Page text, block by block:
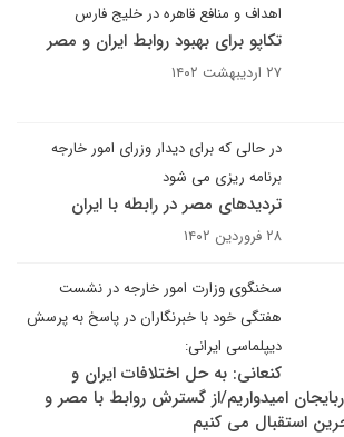
اهداف و منافع قاهره در خلیج فارس
تکاپو برای بهبود روابط ایران و مصر
۲۷ اردیبهشت ۱۴۰۲
در حالی که برای دیدار وزرای امور خارجه
برنامه ریزی می شود
تردیدهای مصر در رابطه با ایران
۲۸ فروردین ۱۴۰۲
سخنگوی وزارت امور خارجه در نشست
هفتگی خود با خبرنگاران در پاسخ به پرسش
دیپلماسی ایرانی:
کنعانی: به حل اختلافات ایران و
امیدواریم/از گسترش روابط با مصر و
استقبال می کنیم